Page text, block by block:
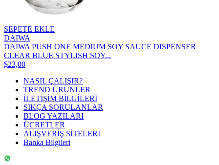
SEPETE EKLE
DAIWA
DAIWA PUSH ONE MEDIUM SOY SAUCE DISPENSER
CLEAR BLUE STYLISH SOY...
$23,00
NASIL ÇALIŞIR?
TREND ÜRÜNLER
İLETİŞİM BİLGİLERİ
SIKÇA SORULANLAR
BLOG YAZILARI
ÜCRETLER
ALIŞVERİŞ SİTELERİ
Banka Bilgileri